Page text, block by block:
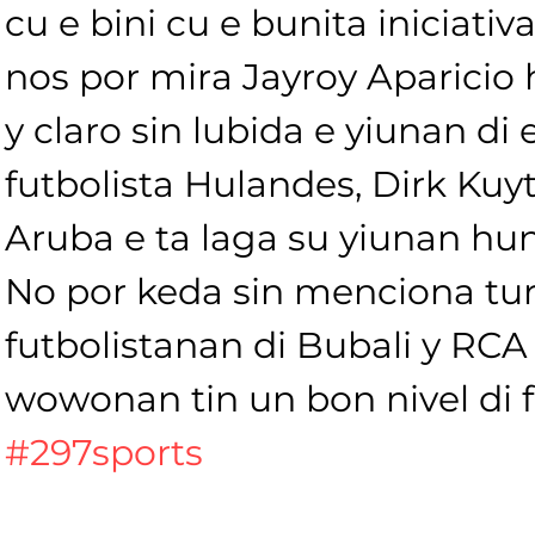
cu e bini cu e bunita
nos por mira Jayroy
y claro sin lubida e yiunan di
futbolista Hulandes, Dirk
Aruba e ta laga su yiunan
No por keda sin menciona
futbolistanan di Bubali y
wowonan tin un bon nivel di
#297sports